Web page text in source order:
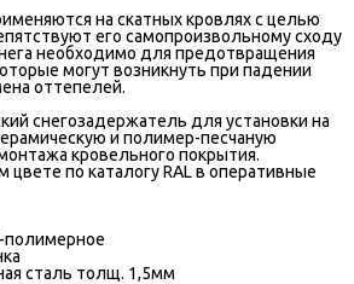
на скатных кровлях с целью
его самопроизвольному сходу
необходимо для предотвращения
могут возникнуть при падении
оттепелей.
снегозадержатель для установки на
и полимер-песчаную
кровельного покрытия.
по каталогу RAL в оперативные
полимерное
сталь толщ. 1,5мм